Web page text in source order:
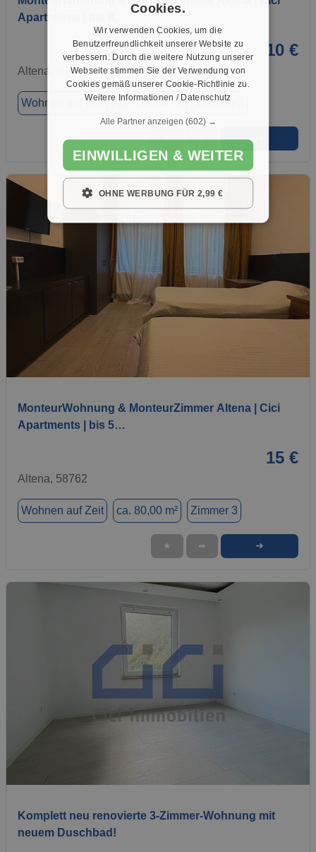
Apartments | bis 8…
10 €
Altena, 58762
Wohnen auf Zeit ca. 100,00 m² Zimmer 5
★ ➦
MonteurWohnung & MonteurZimmer Altena | Cici
Apartments | bis 5…
15 €
Altena, 58762
Wohnen auf Zeit ca. 80,00 m² Zimmer 3
★ ➦ ➜
Komplett neu renovierte 3-Zimmer-Wohnung mit
neuem Duschbad!
Cookies.
Wir verwenden Cookies, um die
Benutzerfreundlichkeit unserer Website zu
verbessern. Durch die weitere Nutzung unserer
Webseite stimmen Sie der Verwendung von
Cookies gemäß unserer Cookie-Richtlinie zu.
Weitere Informationen / Datenschutz
Alle Partner anzeigen (602) →
EINWILLIGEN & WEITER
OHNE WERBUNG FÜR 2,99 €